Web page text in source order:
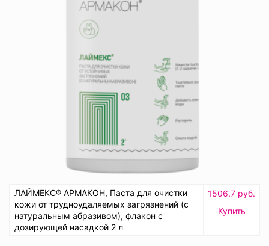
ЛАЙМЕКС® АРМАКОН, Паста для очистки
кожи от трудноудаляемых загрязнений (с
натуральным абразивом), флакон с
дозирующей насадкой 2 л
1506.7 руб.
Купить